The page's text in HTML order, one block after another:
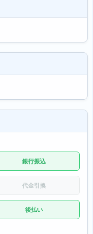
銀行振込
代金引換
後払い